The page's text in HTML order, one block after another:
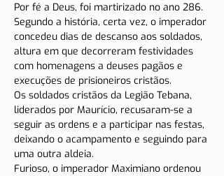
Por fé a Deus, foi martirizado no ano 286.
Segundo a história, certa vez, o imperador
concedeu dias de descanso aos soldados,
altura em que decorreram festividades
com homenagens a deuses pagãos e
execuções de prisioneiros cristãos.
Os soldados cristãos da Legião Tebana,
liderados por Maurício, recusaram-se a
seguir as ordens e a participar nas festas,
deixando o acampamento e seguindo para
uma outra aldeia.
Furioso, o imperador Maximiano ordenou